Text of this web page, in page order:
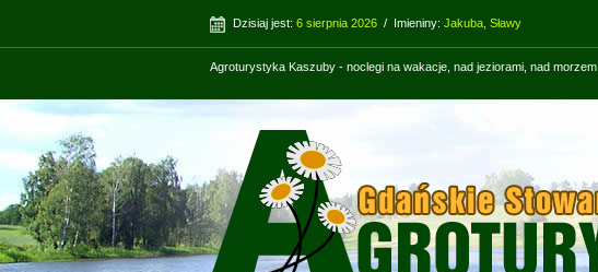
Dzisiaj jest: 6 sierpnia 2026 / Imieniny: Jakuba, Sławy
Agroturystyka Kaszuby - noclegi na wakacje, nad jeziorami, nad morzem